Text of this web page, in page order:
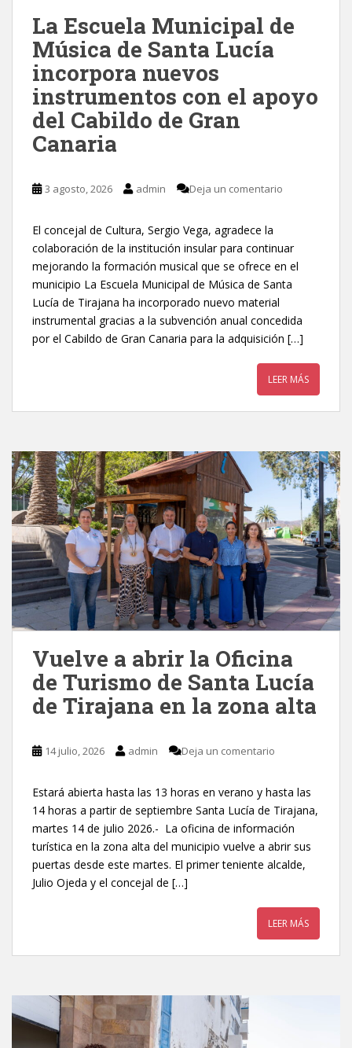
La Escuela Municipal de
Música de Santa Lucía
incorpora nuevos
instrumentos con el apoyo
del Cabildo de Gran
Canaria
3 agosto, 2026 admin Deja un comentario
El concejal de Cultura, Sergio Vega, agradece la
colaboración de la institución insular para continuar
mejorando la formación musical que se ofrece en el
municipio La Escuela Municipal de Música de Santa
Lucía de Tirajana ha incorporado nuevo material
instrumental gracias a la subvención anual concedida
por el Cabildo de Gran Canaria para la adquisición […]
LEER MÁS
Vuelve a abrir la Oficina
de Turismo de Santa Lucía
de Tirajana en la zona alta
14 julio, 2026 admin Deja un comentario
Estará abierta hasta las 13 horas en verano y hasta las
14 horas a partir de septiembre Santa Lucía de Tirajana,
martes 14 de julio 2026.- La oficina de información
turística en la zona alta del municipio vuelve a abrir sus
puertas desde este martes. El primer teniente alcalde,
Julio Ojeda y el concejal de […]
LEER MÁS